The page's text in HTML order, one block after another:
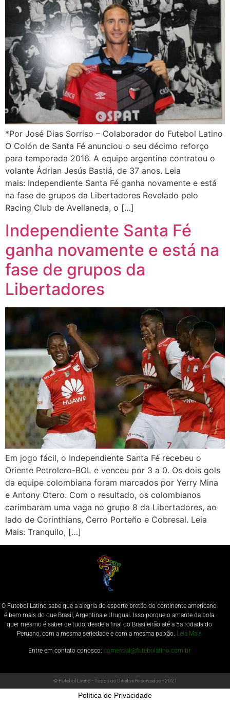
*Por José Dias Sorriso – Colaborador do Futebol Latino
O Colón de Santa Fé anunciou o seu décimo reforço
para temporada 2016. A equipe argentina contratou o
volante Ádrian Jesús Bastiá, de 37 anos. Leia
mais: Independiente Santa Fé ganha novamente e está
na fase de grupos da Libertadores Revelado pelo
Racing Club de Avellaneda, o […]
Independiente Santa Fé
ganha novamente e está na
fase de grupos da
Libertadores
Em jogo fácil, o Independiente Santa Fé recebeu o
Oriente Petrolero-BOL e venceu por 3 a 0. Os dois gols
da equipe colombiana foram marcados por Yerry Mina
e Antony Otero. Com o resultado, os colombianos
carimbaram uma vaga no grupo 8 da Libertadores, ao
lado de Corinthians, Cerro Porteño e Cobresal. Leia
Mais: Tranquilo, […]
O Futebol Latino sabe que a alegria do esporte bretão do continente americano
é bem mais do que Brasil, Argentina e Uruguai. Isso porque o amante da bola
quer mesmo é saber de tudo, desde a final do Brasileirão até a 5a rodada do
Peruano, com a mesma seriedade e com a mesma paixão. Leia Mais
Entre em contato conosco: comercial@futebolatino.com.br
© Futebol Latino - Todos os Direitos Reservados - 2021
Política de Privacidade